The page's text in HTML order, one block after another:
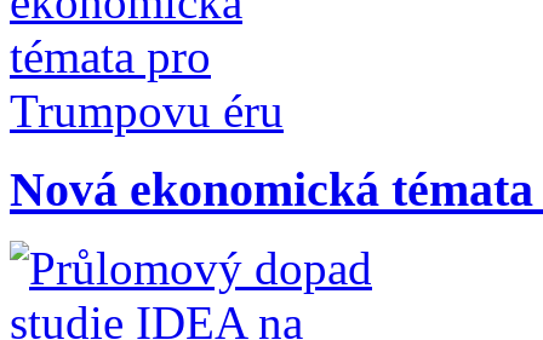
Nová ekonomická